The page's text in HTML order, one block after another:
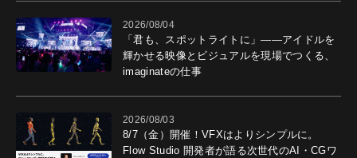
2026/08/04
「君も、スポットライトに」――アイドルを
輝かせる映像とビジュアルを現場でつくる、
imaginateの仕事
2026/08/03
8/7（金）開催！VFXはよりシンプルに。
Flow Studio 開発者が語る次世代のAI・CGワ